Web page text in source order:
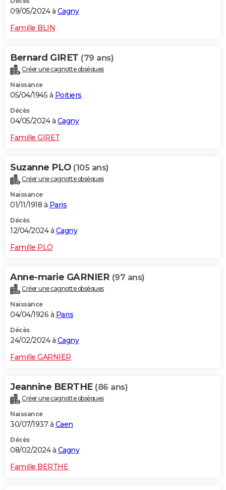
09/05/2024 à Cagny
Famille BLIN
Bernard GIRET (79 ans)
Créer une cagnotte obsèques
Naissance
05/04/1945 à Poitiers
Décès
04/05/2024 à Cagny
Famille GIRET
Suzanne PLO (105 ans)
Créer une cagnotte obsèques
Naissance
01/11/1918 à Paris
Décès
12/04/2024 à Cagny
Famille PLO
Anne-marie GARNIER (97 ans)
Créer une cagnotte obsèques
Naissance
04/04/1926 à Paris
Décès
24/02/2024 à Cagny
Famille GARNIER
Jeannine BERTHE (86 ans)
Créer une cagnotte obsèques
Naissance
30/07/1937 à Caen
Décès
08/02/2024 à Cagny
Famille BERTHE